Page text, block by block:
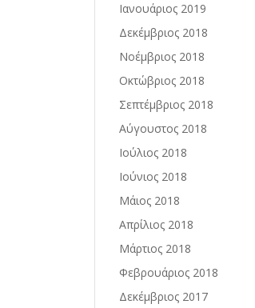
Ιανουάριος 2019
Δεκέμβριος 2018
Νοέμβριος 2018
Οκτώβριος 2018
Σεπτέμβριος 2018
Αύγουστος 2018
Ιούλιος 2018
Ιούνιος 2018
Μάιος 2018
Απρίλιος 2018
Μάρτιος 2018
Φεβρουάριος 2018
Δεκέμβριος 2017